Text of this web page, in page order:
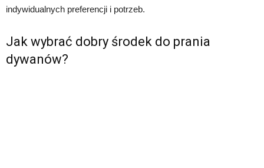
indywidualnych preferencji i potrzeb.
Jak wybrać dobry środek do prania
dywanów?